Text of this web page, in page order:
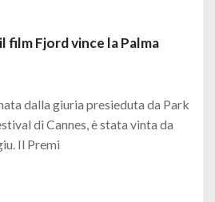
film Fjord vince la Palma
dalla giuria presieduta da Park
di Cannes, è stata vinta da
Il Premi